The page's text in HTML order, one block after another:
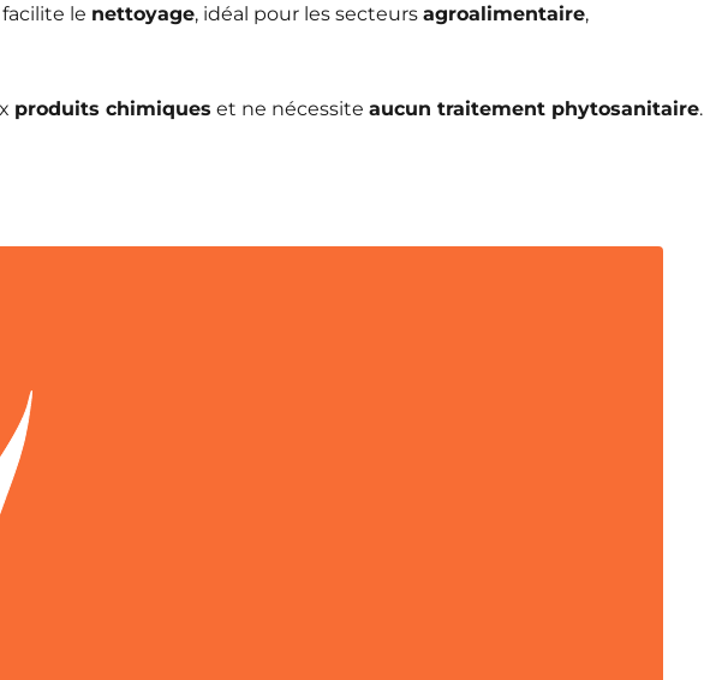
le nettoyage, idéal pour les secteurs agroalimentaire,
produits chimiques et ne nécessite aucun traitement phytosanitaire.